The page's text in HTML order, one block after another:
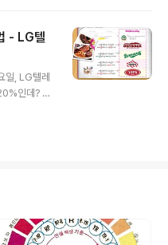
나를 겨룬
로 팽이를
제대로 찍
기는 오른
나무팽이
- LG텔
일, LG텔레
인데? 보
법이 있는
히 상당
는 행사인
에 가니.. 그
인이 기다린